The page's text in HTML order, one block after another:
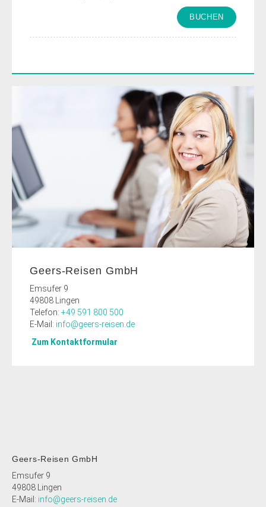
BUCHEN
Geers-Reisen GmbH
Emsufer 9
49808 Lingen
Telefon: +49 591 800 500
E-Mail: info@geers-reisen.de
Zum Kontaktformular
Geers-Reisen GmbH
Emsufer 9
49808 Lingen
E-Mail: info@geers-reisen.de